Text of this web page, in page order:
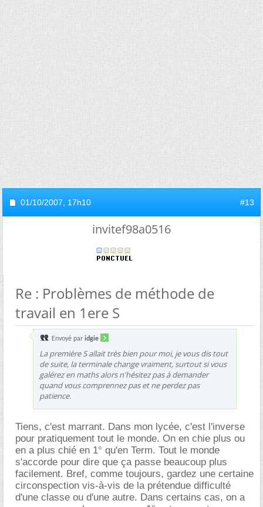
01/10/2007, 17h10 #13
invitef98a0516
Re : Problèmes de méthode de
travail en 1ere S
Envoyé par idgie
La première S allait très bien pour moi, je vous dis tout
de suite, la terminale change vraiment, surtout si vous
galérez en maths alors n'hésitez pas à demander
quand vous comprennez pas et ne perdez pas
patience.
Tiens, c'est marrant. Dans mon lycée, c'est l'inverse
pour pratiquement tout le monde. On en chie plus ou
en a plus chié en 1° qu'en Term. Tout le monde
s'accorde pour dire que ça passe beaucoup plus
facilement. Bref, comme toujours, gardez une certaine
circonspection vis-à-vis de la prétendue difficulté
d'une classe ou d'une autre. Dans certains cas, on a